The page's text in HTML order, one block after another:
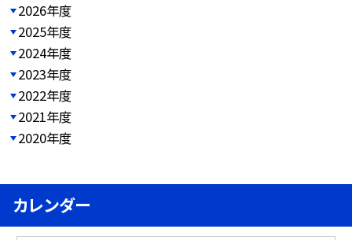
2026年度
2025年度
2024年度
2023年度
2022年度
2021年度
2020年度
カレンダー